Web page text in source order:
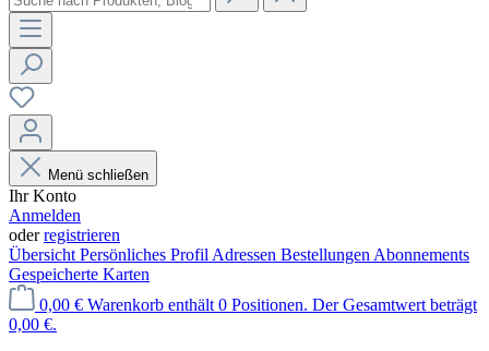
Menü schließen
Ihr Konto
Anmelden
oderregistrieren
Übersicht Persönliches Profil Adressen Bestellungen Abonnements
Gespeicherte Karten
0,00 € Warenkorb enthält 0 Positionen. Der Gesamtwert beträgt
0,00 €.